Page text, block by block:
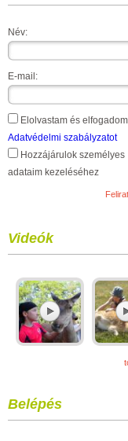
Név:
E-mail:
Elolvastam és
Adatvédelmi szabályzatot
Hozzájárulok személyes
adataim kezeléséhez
Videók
Belépés